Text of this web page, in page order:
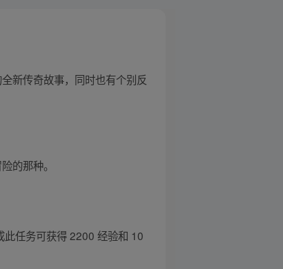
新传奇故事，同时也有个别反
的那种。
此任务可获得 2200 经验和 10